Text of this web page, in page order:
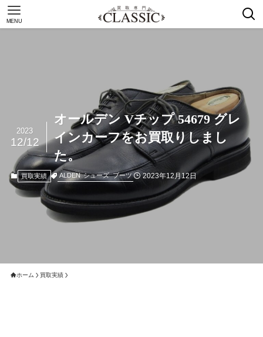
MENU
オールデン Vチップ 54679 グレ
インカーフをお買取りしまし
た。
2023
12/12
買取実績 ALDEN シューズ ブーツ 2023年12月12日
ホーム 買取実績